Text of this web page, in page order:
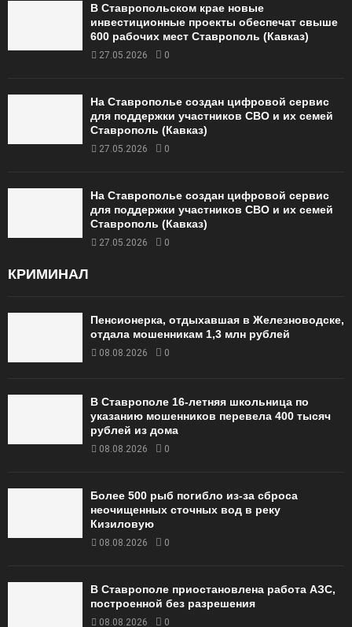
В Ставропольском крае новые
инвестиционные проекты обеспечат свыше
600 рабочих мест Ставрополь (Кавказ)
27.05.2026 0
На Ставрополье создан цифровой сервис
для поддержки участников СВО и их семей
Ставрополь (Кавказ)
27.05.2026 0
На Ставрополье создан цифровой сервис
для поддержки участников СВО и их семей
Ставрополь (Кавказ)
27.05.2026 0
КРИМИНАЛ
Пенсионерка, отдыхавшая в Железноводске,
отдала мошенникам 1,3 млн рублей
08.08.2026 0
В Ставрополе 16-летняя школьница по
указанию мошенников перевела 400 тысяч
рублей из дома
08.08.2026 0
Более 500 рыб погибло из-за сброса
неочищенных сточных вод в реку
Кизиловую
08.08.2026 0
В Ставрополе приостановлена работа АЗС,
построенной без разрешения
08.08.2026 0